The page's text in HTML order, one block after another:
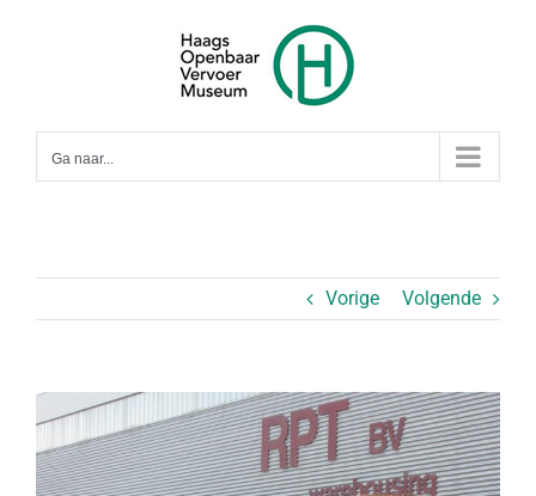
Ga naar...
Vorige Volgende
Bekijk
grotere
afbeelding